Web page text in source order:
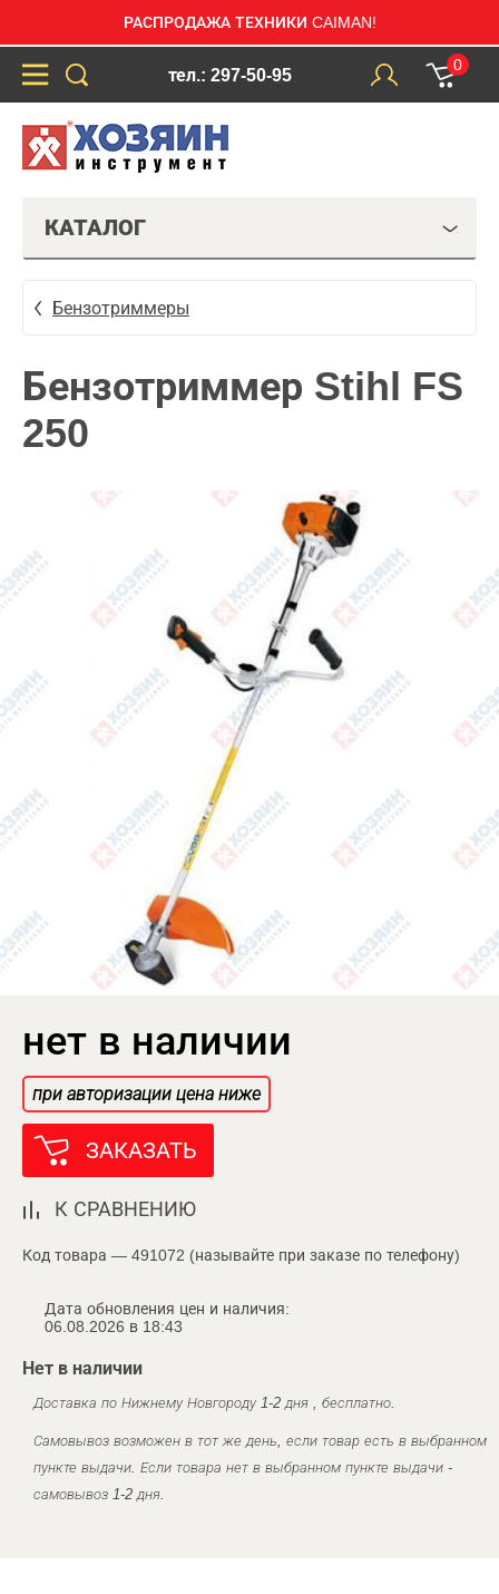
РАСПРОДАЖА ТЕХНИКИ CAIMAN!
тел.: 297-50-95
0
КАТАЛОГ
Бензотриммеры
Бензотриммер Stihl FS
250
нет в наличии
при авторизации цена ниже
ЗАКАЗАТЬ
К СРАВНЕНИЮ
Код товара — 491072 (называйте при заказе по телефону)
Дата обновления цен и наличия:
06.08.2026 в 18:43
Нет в наличии
Доставка по Нижнему Новгороду 1-2 дня , бесплатно.
Самовывоз возможен в тот же день, если товар есть в выбранном
пункте выдачи. Если товара нет в выбранном пункте выдачи -
самовывоз 1-2 дня.